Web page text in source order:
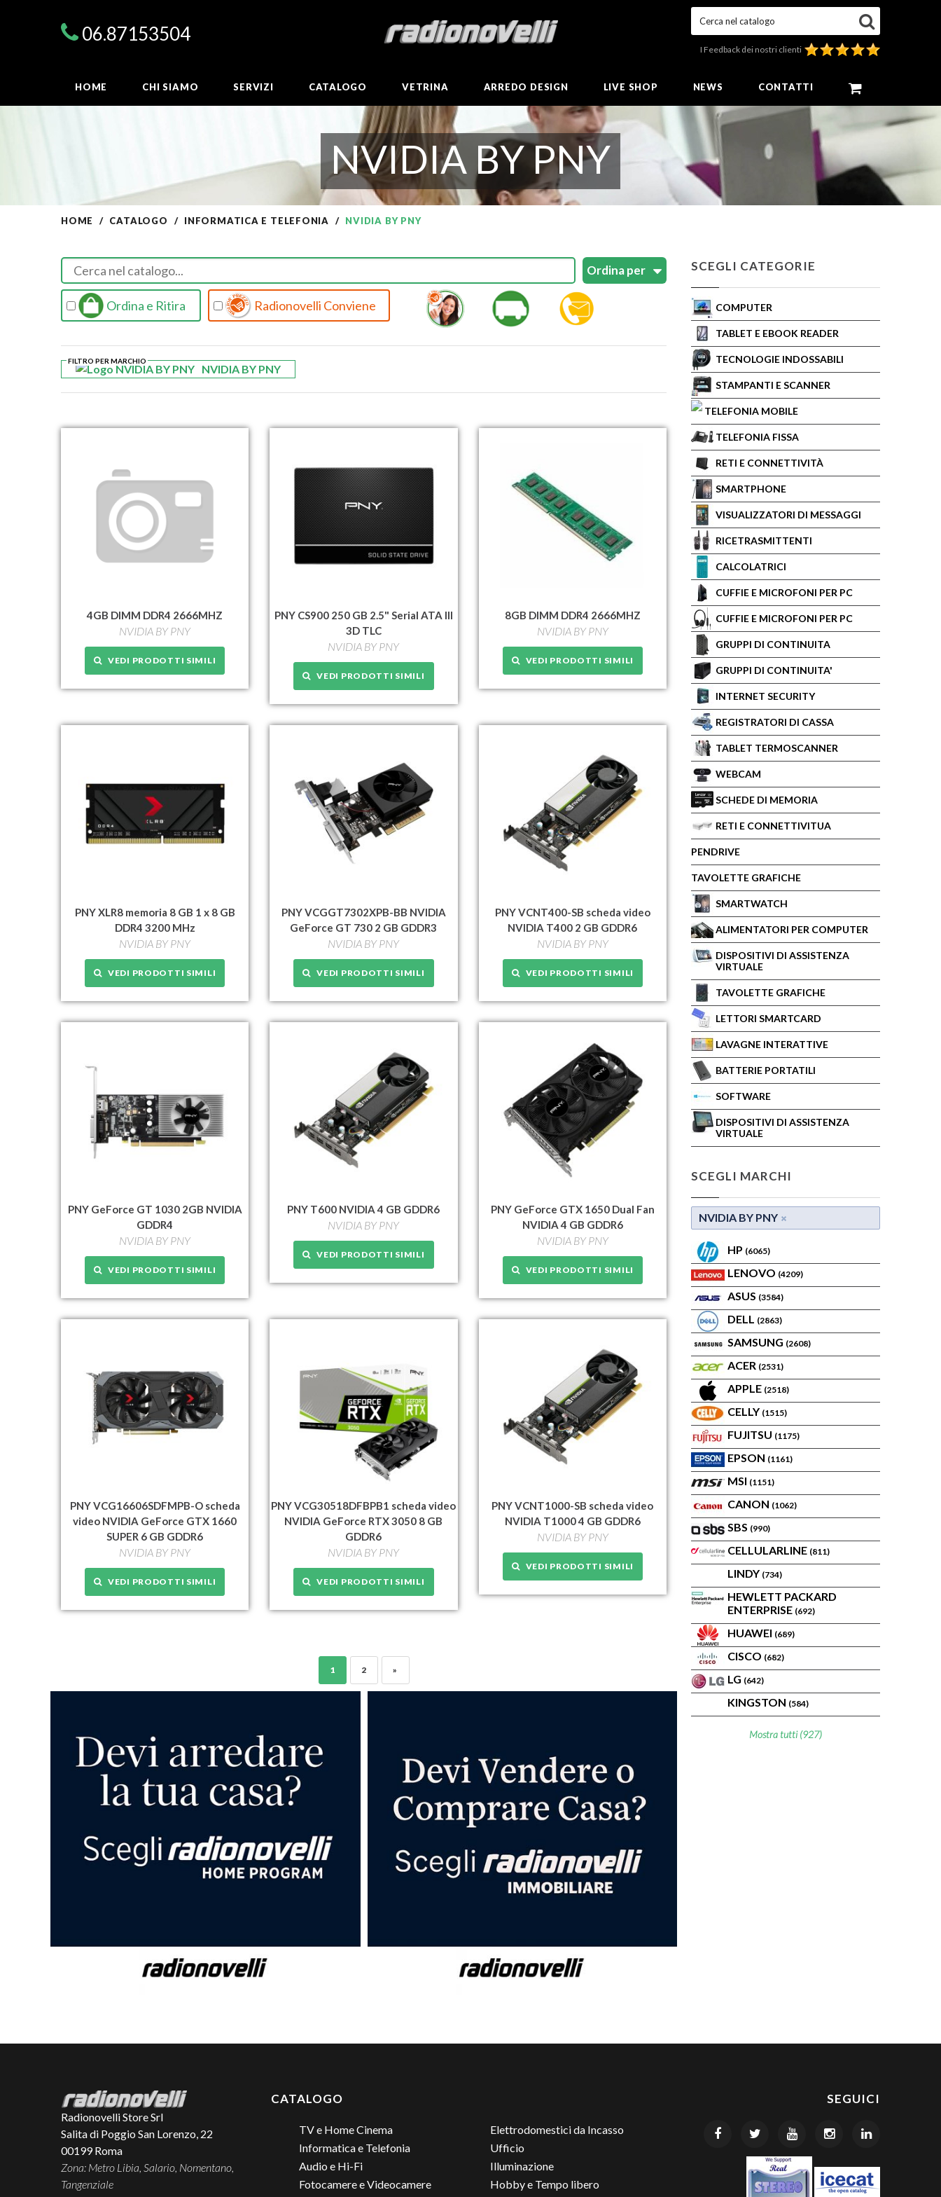
06.87153504
Cerca nel catalogo
I Feedback dei nostri clienti
HOME CHI SIAMO SERVIZI CATALOGO VETRINA ARREDO DESIGN LIVE SHOP NEWS CONTATTI
NVIDIA BY PNY
HOME CATALOGO INFORMATICA E TELEFONIA NVIDIA BY PNY
SCEGLI CATEGORIE
COMPUTER
TABLET E EBOOK READER
TECNOLOGIE INDOSSABILI
STAMPANTI E SCANNER
TELEFONIA MOBILE
TELEFONIA FISSA
RETI E CONNETTIVITÀ
SMARTPHONE
VISUALIZZATORI DI MESSAGGI
RICETRASMITTENTI
CALCOLATRICI
CUFFIE E MICROFONI PER PC
CUFFIE E MICROFONI PER PC
GRUPPI DI CONTINUITA
GRUPPI DI CONTINUITA'
INTERNET SECURITY
REGISTRATORI DI CASSA
TABLET TERMOSCANNER
WEBCAM
SCHEDE DI MEMORIA
RETI E CONNETTIVITUA
PENDRIVE
TAVOLETTE GRAFICHE
SMARTWATCH
ALIMENTATORI PER COMPUTER
DISPOSITIVI DI ASSISTENZA
VIRTUALE
TAVOLETTE GRAFICHE
LETTORI SMARTCARD
LAVAGNE INTERATTIVE
BATTERIE PORTATILI
SOFTWARE
DISPOSITIVI DI ASSISTENZA
VIRTUALE
SCEGLI MARCHI
NVIDIA BY PNY
HP (6065)
LENOVO (4209)
ASUS (3584)
DELL (2863)
SAMSUNG (2608)
ACER (2531)
APPLE (2518)
CELLY (1515)
FUJITSU (1175)
EPSON (1161)
MSI (1151)
CANON (1062)
SBS (990)
CELLULARLINE (811)
LINDY (734)
HEWLETT PACKARD
ENTERPRISE (692)
HUAWEI (689)
CISCO (682)
LG (642)
KINGSTON (584)
Mostra tutti (927)
Ordina e Ritira Radionovelli Conviene
NVIDIA BY PNY
FILTRO PER MARCHIO
4GB DIMM DDR4 2666MHZ
NVIDIA BY PNY
VEDI PRODOTTI SIMILI
PNY CS900 250 GB 2.5" Serial ATA III
3D TLC
NVIDIA BY PNY
VEDI PRODOTTI SIMILI
8GB DIMM DDR4 2666MHZ
NVIDIA BY PNY
VEDI PRODOTTI SIMILI
PNY XLR8 memoria 8 GB 1 x 8 GB
DDR4 3200 MHz
NVIDIA BY PNY
VEDI PRODOTTI SIMILI
PNY VCGGT7302XPB-BB NVIDIA
GeForce GT 730 2 GB GDDR3
NVIDIA BY PNY
VEDI PRODOTTI SIMILI
PNY VCNT400-SB scheda video
NVIDIA T400 2 GB GDDR6
NVIDIA BY PNY
VEDI PRODOTTI SIMILI
PNY GeForce GT 1030 2GB NVIDIA
GDDR4
NVIDIA BY PNY
VEDI PRODOTTI SIMILI
PNY T600 NVIDIA 4 GB GDDR6
NVIDIA BY PNY
VEDI PRODOTTI SIMILI
PNY GeForce GTX 1650 Dual Fan
NVIDIA 4 GB GDDR6
NVIDIA BY PNY
VEDI PRODOTTI SIMILI
PNY VCG16606SDFMPB-O scheda
video NVIDIA GeForce GTX 1660
SUPER 6 GB GDDR6
NVIDIA BY PNY
VEDI PRODOTTI SIMILI
PNY VCG30518DFBPB1 scheda video
NVIDIA GeForce RTX 3050 8 GB
GDDR6
NVIDIA BY PNY
VEDI PRODOTTI SIMILI
PNY VCNT1000-SB scheda video
NVIDIA T1000 4 GB GDDR6
NVIDIA BY PNY
VEDI PRODOTTI SIMILI
1 2 »
SEGUICI
Radionovelli Store Srl
Salita di Poggio San Lorenzo, 22
00199 Roma
Zona: Metro Libia, Salario, Nomentano,
Tangenziale
CATALOGO
TV e Home Cinema
Informatica e Telefonia
Audio e Hi-Fi
Fotocamere e Videocamere
Elettrodomestici da Incasso
Ufficio
Illuminazione
Hobby e Tempo libero